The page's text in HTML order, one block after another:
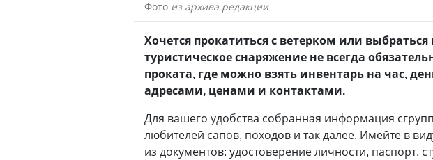
Фото из архива редакции
Хочется прокатиться с ветерком или
туристическое снаряжение не всегда
проката, где можно взять инвентарь на час,
адресами, ценами и контактами.
Для вашего удобства собранная информация
любителей сапов, походов и так далее. Имейте в
из документов: удостоверение личности, паспорт,